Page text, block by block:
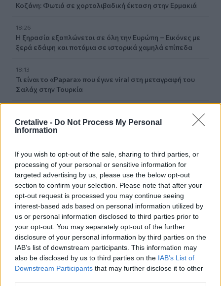
Cretalive - Do Not Process My Personal
Information
If you wish to opt-out of the sale, sharing to third parties, or
processing of your personal or sensitive information for
targeted advertising by us, please use the below opt-out
section to confirm your selection. Please note that after your
opt-out request is processed you may continue seeing
interest-based ads based on personal information utilized by
us or personal information disclosed to third parties prior to
your opt-out. You may separately opt-out of the further
disclosure of your personal information by third parties on the
IAB’s list of downstream participants. This information may
also be disclosed by us to third parties on the IAB’s List of
Downstream Participants that may further disclose it to other
Κοζάνη: Φωτιά σε χορτολιβαδική έκταση στην Ερμακιά
18:26
Η ξηρασία εξαπλώνεται σε όλη την Ευρώπη – Εικόνες με
ξερά εδάφη και ποτάμια σε ιστορικά χαμηλά επίπεδα
18:13
Τι είναι το «Papara» που έγινε viral στη μεταγραφή του
Σαλάχ στην Τουρκία
ΕΛ.ΑΣ Κρήτη: Ποιοι αξιωματικοί προήχθησαν - Όλα τα
ονόματα
18:06
Δήμας για ΒΟΑΚ: "Προτεραιότητα τα έργα οδικής
ασφάλειας"- Δείτε βίντεο
18:00
ΚΚΕ: Αποκομμένη από την πραγματικότητα η κυβέρνηση,
οι Κρητικοί έχουν ανάγκη από ανθρώπινη ζωή
17:57
Ενισχύθηκαν οι πυροσβεστικές δυνάμεις στην πυρκαγιά
σε αγροτοδασική έκταση στο Στεφάνι Κορίνθου